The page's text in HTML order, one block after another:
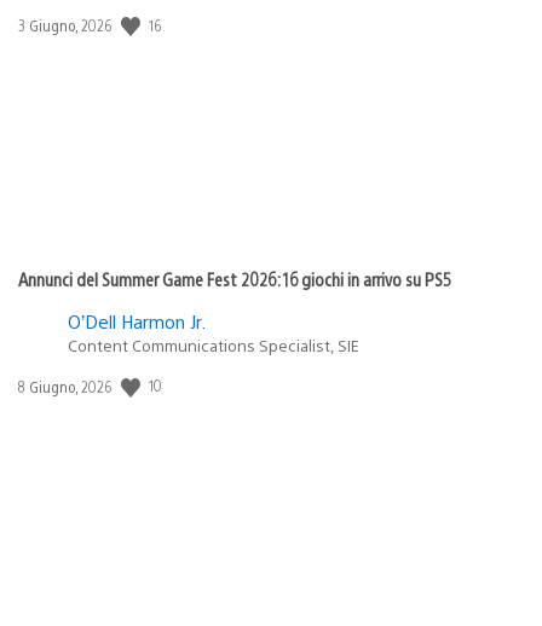
Data
3 Giugno, 2026 16
Annunci del Summer Game Fest 2026: 16 giochi in arrivo su PS5
O’Dell Harmon Jr.
Content Communications Specialist, SIE
Data
8 Giugno, 2026 10